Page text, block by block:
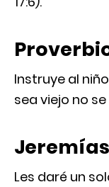
Instruye al
sea viejo no
Jeremías
Les daré un